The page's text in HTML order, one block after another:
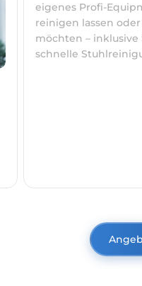
eigenes Profi-
reinigen lassen
möchten –
schnelle